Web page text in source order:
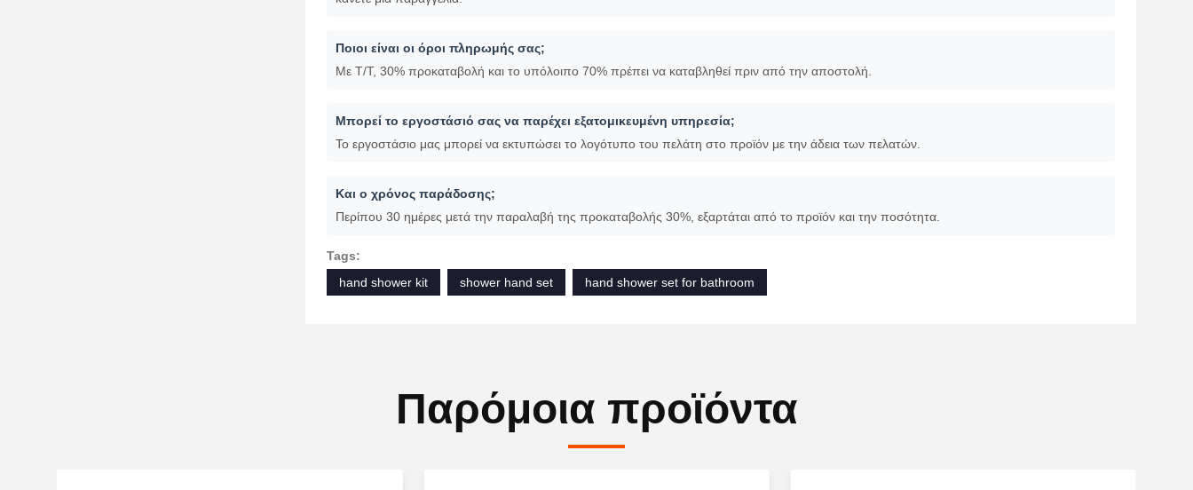
Συχνές Ερωτήσεις
Είμαστε εργοστάσιο.
Ναι, το δείγμα είναι διαθέσιμο. Ο πελάτης πρέπει να πληρώσει για το δείγμα και το έξοδο έκφρασης, αλλά θα το επιστρέψουμε αφού
κάνετε μια παραγγελία.
Ποιοι είναι οι όροι πληρωμής σας;
Με T/T, 30% προκαταβολή και το υπόλοιπο 70% πρέπει να καταβληθεί πριν από την αποστολή.
Και ο χρόνος παράδοσης;
Περίπου 30 ημέρες μετά την παραλαβή της προκαταβολής 30%, εξαρτάται από το προϊόν και την ποσότητα.